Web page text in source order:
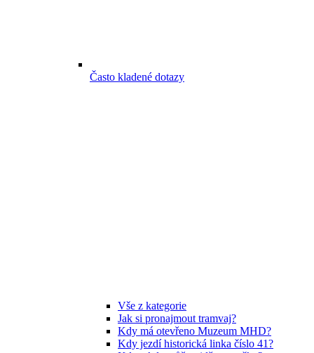
Často kladené dotazy
Vše z kategorie
Jak si pronajmout tramvaj?
Kdy má otevřeno Muzeum MHD?
Kdy jezdí historická linka číslo 41?